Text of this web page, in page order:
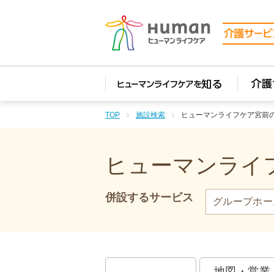
TOP 施設検索 ヒューマンライフケア宮前
ヒューマンライ
併設するサービス グループホ